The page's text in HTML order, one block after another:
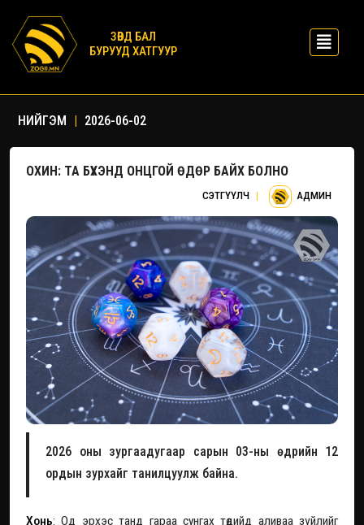
ЗӨВД БАЛ
БУРУУД ХАТГУУР
НИЙГЭМ | 2026-06-02
ОХИН: ТА БҮХЭНД ОНЦГОЙ ӨДӨР БАЙХ БОЛНО
СЭТГҮҮЛЧ | АДМИН
2026 оны зургаадугаар сарын 03-ны өдрийн 12
ордын зурхайг танилцуулж байна.
Хонь: Од эрхэс танд гараа сунгах төдийд аливаа зүйлийг